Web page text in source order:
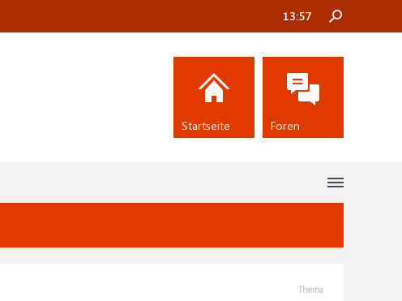
Thema
13:57
Startseite Foren